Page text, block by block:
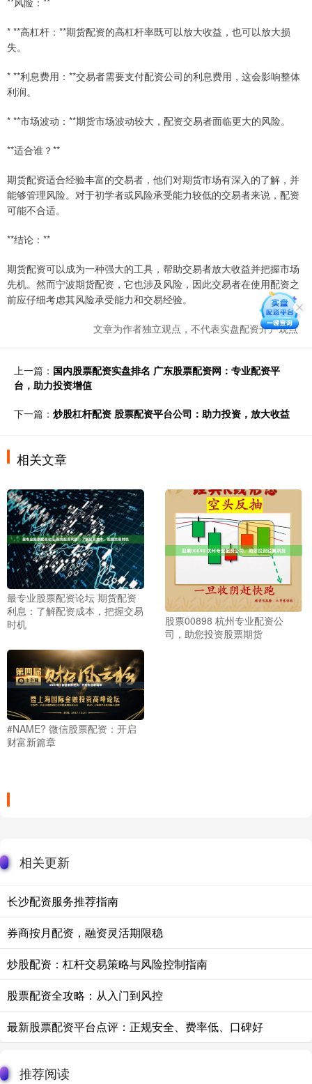
* **高杠杆：**期货配资的高杠杆率既可以放大收益，也可以放大损
失。
* **利息费用：**交易者需要支付配资公司的利息费用，这会影响整体
利润。
* **市场波动：**期货市场波动较大，配资交易者面临更大的风险。
**适合谁？**
期货配资适合经验丰富的交易者，他们对期货市场有深入的了解，并
能够管理风险。对于初学者或风险承受能力较低的交易者来说，配资
可能不合适。
**结论：**
期货配资可以成为一种强大的工具，帮助交易者放大收益并把握市场
先机。然而宁波期货配资，它也涉及风险，因此交易者在使用配资之
前应仔细考虑其风险承受能力和交易经验。
文章为作者独立观点，不代表实盘配资开户观点
上一篇： 国内股票配资实盘排名 广东股票配资网：专业配资平
台，助力投资增值
下一篇： 炒股杠杆配资 股票配资平台公司：助力投资，放大收益
相关文章
最专业股票配资论坛 期货配资
利息：了解配资成本，把握交易
时机
股票00898 杭州专业配资公
司，助您投资股票期货
#NAME? 微信股票配资：开启
财富新篇章
相关更新
长沙配资服务推荐指南
券商按月配资，融资灵活期限稳
炒股配资：杠杆交易策略与风险控制指南
股票配资全攻略：从入门到风控
最新股票配资平台点评：正规安全、费率低、口碑好
推荐阅读